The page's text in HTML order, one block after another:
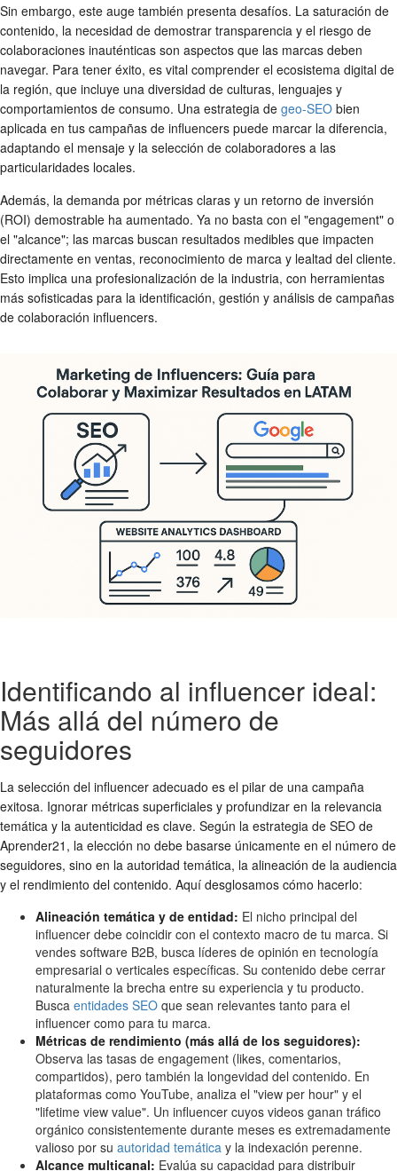
Sin embargo, este auge también presenta desafíos. La saturación de
contenido, la necesidad de demostrar transparencia y el riesgo de
colaboraciones inauténticas son aspectos que las marcas deben
navegar. Para tener éxito, es vital comprender el ecosistema digital de
la región, que incluye una diversidad de culturas, lenguajes y
comportamientos de consumo. Una estrategia de geo-SEO bien
aplicada en tus campañas de influencers puede marcar la diferencia,
adaptando el mensaje y la selección de colaboradores a las
particularidades locales.
Además, la demanda por métricas claras y un retorno de inversión
(ROI) demostrable ha aumentado. Ya no basta con el "engagement" o
el "alcance"; las marcas buscan resultados medibles que impacten
directamente en ventas, reconocimiento de marca y lealtad del cliente.
Esto implica una profesionalización de la industria, con herramientas
más sofisticadas para la identificación, gestión y análisis de campañas
de colaboración influencers.
Identificando al influencer ideal:
Más allá del número de
seguidores
La selección del influencer adecuado es el pilar de una campaña
exitosa. Ignorar métricas superficiales y profundizar en la relevancia
temática y la autenticidad es clave. Según la estrategia de SEO de
Aprender21, la elección no debe basarse únicamente en el número de
seguidores, sino en la autoridad temática, la alineación de la audiencia
y el rendimiento del contenido. Aquí desglosamos cómo hacerlo:
Alineación temática y de entidad: El nicho principal del
influencer debe coincidir con el contexto macro de tu marca. Si
vendes software B2B, busca líderes de opinión en tecnología
empresarial o verticales específicas. Su contenido debe cerrar
naturalmente la brecha entre su experiencia y tu producto.
Busca entidades SEO que sean relevantes tanto para el
influencer como para tu marca.
Métricas de rendimiento (más allá de los seguidores):
Observa las tasas de engagement (likes, comentarios,
compartidos), pero también la longevidad del contenido. En
plataformas como YouTube, analiza el "view per hour" y el
"lifetime view value". Un influencer cuyos videos ganan tráfico
orgánico consistentemente durante meses es extremadamente
valioso por su autoridad temática y la indexación perenne.
Alcance multicanal: Evalúa su capacidad para distribuir